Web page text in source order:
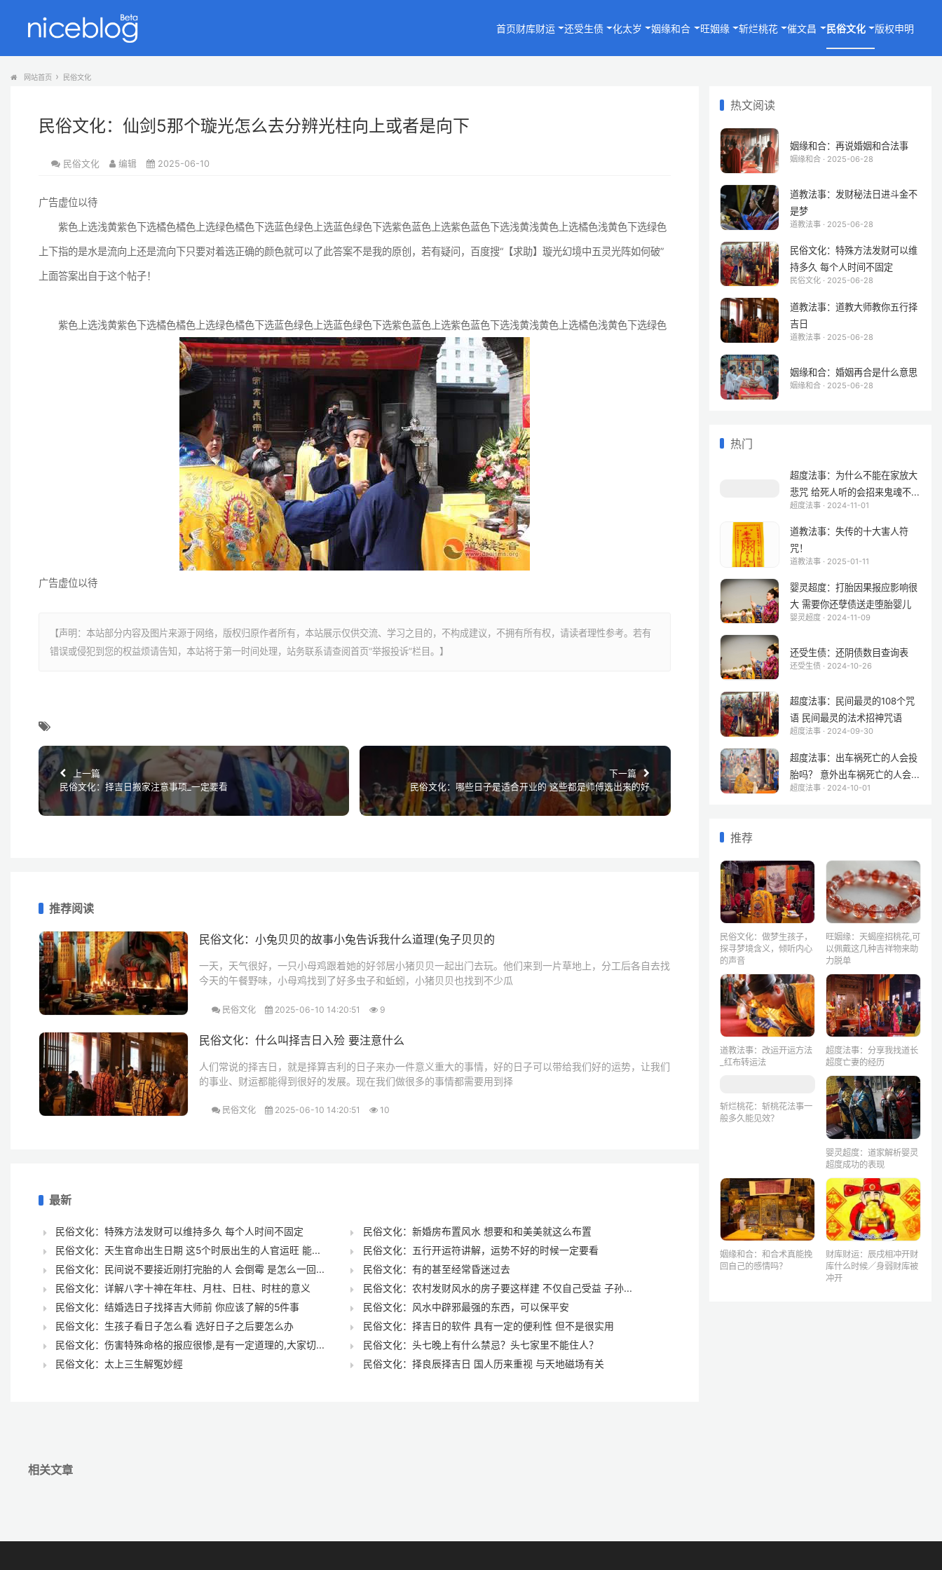
首页财库财运 还受生债 化太岁 姻缘和合 旺姻缘 斩烂桃花 催文昌 民俗文化 版权申明
网站首页 民俗文化
民俗文化：仙剑5那个璇光怎么去分辨光柱向上或者是向下
民俗文化 编辑 2025-06-10
广告虚位以待
紫色上选浅黄紫色下选橘色橘色上选绿色橘色下选蓝色绿色上选蓝色绿色下选紫色蓝色上选紫色蓝色下选浅黄浅黄色上选橘色浅黄色下选绿色
上下指的是水是流向上还是流向下只要对着选正确的颜色就可以了此答案不是我的原创，若有疑问，百度搜“【求助】璇光幻境中五灵光阵如何破”
上面答案出自于这个帖子！
紫色上选浅黄紫色下选橘色橘色上选绿色橘色下选蓝色绿色上选蓝色绿色下选紫色蓝色上选紫色蓝色下选浅黄浅黄色上选橘色浅黄色下选绿色
广告虚位以待
【声明：本站部分内容及图片来源于网络，版权归原作者所有，本站展示仅供交流、学习之目的，不构成建议，不拥有所有权，请读者理性参考。若有
错误或侵犯到您的权益烦请告知，本站将于第一时间处理，站务联系请查阅首页“举报投诉”栏目。】
上一篇
民俗文化：择吉日搬家注意事项_一定要看
下一篇
民俗文化：哪些日子是适合开业的 这些都是师傅选出来的好
推荐阅读
民俗文化：小兔贝贝的故事小兔告诉我什么道理(兔子贝贝的
一天，天气很好，一只小母鸡跟着她的好邻居小猪贝贝一起出门去玩。他们来到一片草地上，分工后各自去找
今天的午餐野味，小母鸡找到了好多虫子和蚯蚓，小猪贝贝也找到不少瓜
民俗文化 2025-06-10 14:20:51 9
民俗文化：什么叫择吉日入殓 要注意什么
人们常说的择吉日，就是择算吉利的日子来办一件意义重大的事情，好的日子可以带给我们好的运势，让我们
的事业、财运都能得到很好的发展。现在我们做很多的事情都需要用到择
民俗文化 2025-06-10 14:20:51 10
最新
民俗文化：特殊方法发财可以维持多久 每个人时间不固定
民俗文化：新婚房布置风水 想要和和美美就这么布置
民俗文化：天生官命出生日期 这5个时辰出生的人官运旺 能...
民俗文化：五行开运符讲解，运势不好的时候一定要看
民俗文化：民间说不要接近刚打完胎的人 会倒霉 是怎么一回...
民俗文化：有的甚至经常昏迷过去
民俗文化：详解八字十神在年柱、月柱、日柱、时柱的意义
民俗文化：农村发财风水的房子要这样建 不仅自己受益 子孙...
民俗文化：结婚选日子找择吉大师前 你应该了解的5件事
民俗文化：风水中辟邪最强的东西，可以保平安
民俗文化：生孩子看日子怎么看 选好日子之后要怎么办
民俗文化：择吉日的软件 具有一定的便利性 但不是很实用
民俗文化：伤害特殊命格的报应很惨,是有一定道理的,大家切...
民俗文化：头七晚上有什么禁忌？头七家里不能住人？
民俗文化：太上三生解冤妙經
民俗文化：择良辰择吉日 国人历来重视 与天地磁场有关
热文阅读
姻缘和合：再说婚姻和合法事
姻缘和合 · 2025-06-28
道教法事：发财秘法日进斗金不
是梦
道教法事 · 2025-06-28
民俗文化：特殊方法发财可以维
持多久 每个人时间不固定
民俗文化 · 2025-06-28
道教法事：道教大师教你五行择
吉日
道教法事 · 2025-06-28
姻缘和合：婚姻再合是什么意思
姻缘和合 · 2025-06-28
热门
超度法事：为什么不能在家放大
悲咒 给死人听的会招来鬼魂不...
超度法事 · 2024-11-01
道教法事：失传的十大害人符
咒！
道教法事 · 2025-01-11
婴灵超度：打胎因果报应影响很
大 需要你还孽债送走堕胎婴儿
婴灵超度 · 2024-11-09
还受生债：还阴债数目查询表
还受生债 · 2024-10-26
超度法事：民间最灵的108个咒
语 民间最灵的法术招神咒语
超度法事 · 2024-09-30
超度法事：出车祸死亡的人会投
胎吗？ 意外出车祸死亡的人会...
超度法事 · 2024-10-01
推荐
民俗文化：做梦生孩子，
探寻梦境含义，倾听内心
的声音
旺姻缘：天蝎座招桃花,可
以佩戴这几种吉祥物来助
力脱单
道教法事：改运开运方法
_红布转运法
超度法事：分享我找道长
超度亡妻的经历
斩烂桃花：斩桃花法事一
般多久能见效？
婴灵超度：道家解析婴灵
超度成功的表现
姻缘和合：和合术真能挽
回自己的感情吗？
财库财运：辰戌相冲开财
库什么时候／身弱财库被
冲开
相关文章